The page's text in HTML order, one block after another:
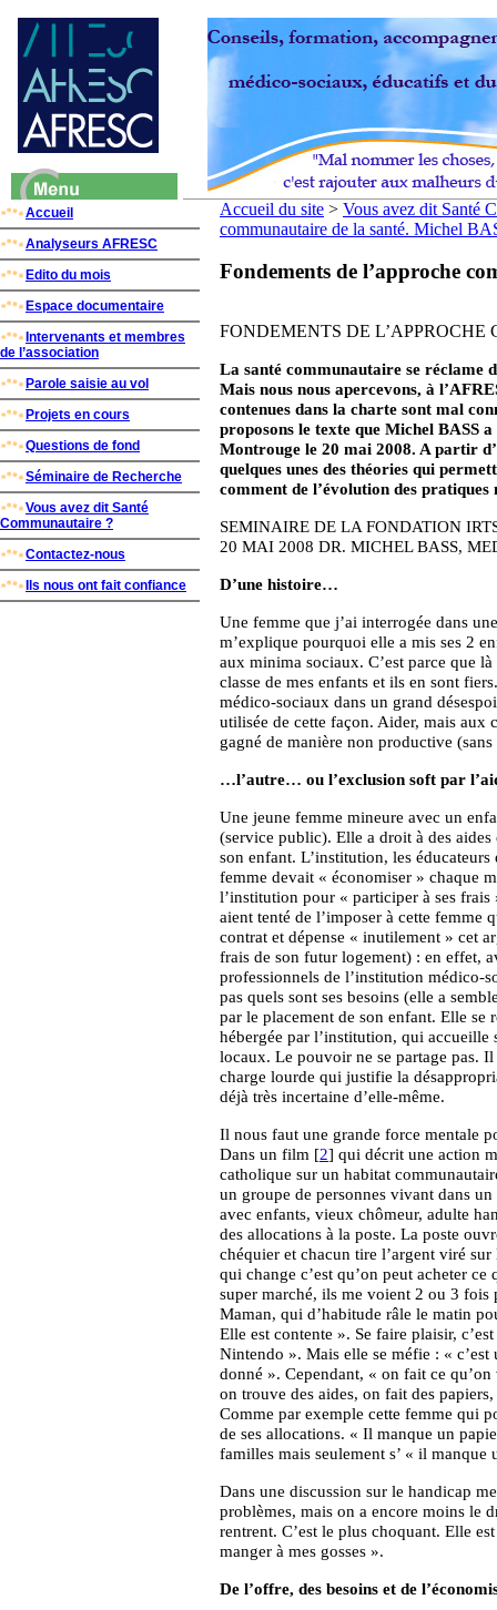
Accueil
Analyseurs AFRESC
Edito du mois
Espace documentaire
Intervenants et membres
de l’association
Parole saisie au vol
Projets en cours
Questions de fond
Séminaire de Recherche
Vous avez dit Santé
Communautaire ?
Contactez-nous
Ils nous ont fait confiance
Accueil du site > Vous avez dit Santé
communautaire de la santé. Michel
Fondements de l’approche
FONDEMENTS DE
La santé communautaire se réclame
Mais nous nous apercevons, à
contenues dans la charte sont mal
proposons le texte que Michel BASS
Montrouge le 20 mai 2008. A partir
quelques unes des théories qui
comment de l’évolution des pratiques
SEMINAIRE DE LA FONDATION
20 MAI 2008 DR. MICHEL BASS,
D’une histoire…
Une femme que j’ai interrogée dans
m’explique pourquoi elle a mis ses 2
aux minima sociaux. C’est parce que
classe de mes enfants et ils en sont
médico-sociaux dans un grand
utilisée de cette façon. Aider, mais aux
gagné de manière non productive
…l’autre… ou l’exclusion soft par
Une jeune femme mineure avec un
(service public). Elle a droit à des
son enfant. L’institution, les éducateurs
femme devait « économiser » chaque
l’institution pour « participer à ses
aient tenté de l’imposer à cette femme
contrat et dépense « inutilement » cet
frais de son futur logement) : en effet,
professionnels de l’institution médico-
pas quels sont ses besoins (elle a
par le placement de son enfant. Elle se
hébergée par l’institution, qui accueille
locaux. Le pouvoir ne se partage pas.
charge lourde qui justifie la
déjà très incertaine d’elle-même.
Il nous faut une grande force mentale
Dans un film [2] qui décrit une action
catholique sur un habitat
un groupe de personnes vivant dans
avec enfants, vieux chômeur, adulte
des allocations à la poste. La poste
chéquier et chacun tire l’argent viré
qui change c’est qu’on peut acheter
super marché, ils me voient 2 ou 3
Maman, qui d’habitude râle le matin
Elle est contente ». Se faire plaisir,
Nintendo ». Mais elle se méfie : «
donné ». Cependant, « on fait ce
on trouve des aides, on fait des
Comme par exemple cette femme qui
de ses allocations. « Il manque un
familles mais seulement s’ « il manque
Dans une discussion sur le handicap
problèmes, mais on a encore moins le
rentrent. C’est le plus choquant. Elle
manger à mes gosses ».
De l’offre, des besoins et de